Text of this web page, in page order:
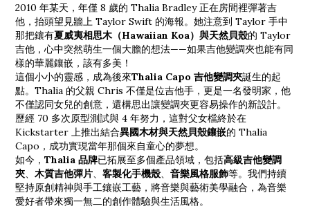
2010 年某天，年僅 8 歲的 Thalia Bradley 正在房間裡彈著吉
他，抬頭望見牆上 Taylor Swift 的海報。她注意到 Taylor 手中
那把鑲有夏威夷相思木（Hawaiian Koa）與天然貝殼的 Taylor
吉他，心中突然萌生一個大膽的想法——如果吉他變調夾也能有同
樣的華麗鑲嵌，該有多美！
這個小小的靈感，成為後來Thalia Capo 吉他變調夾誕生的起
點。Thalia 的父親 Chris 不僅是位吉他手，更是一名發明家，他
不僅認同女兒的創意，還構思出讓變調夾更容易操作的新設計。
歷經 70 多次原型測試與 4 年努力，這對父女檔終於在
Kickstarter 上推出結合異國木材與天然貝殼鑲嵌的 Thalia
Capo，成功實現當年那個來自童心的夢想。
如今， Thalia 品牌已拓展至多個產品領域，包括高級吉他變調
夾
木質吉他彈片 客製化手機殼、 音樂風格服飾等。我們持續
堅持原創精神與手工鑲嵌工藝，將音樂與藝術美學融合，為音樂
愛好者帶來獨一無二的創作體驗與生活風格。